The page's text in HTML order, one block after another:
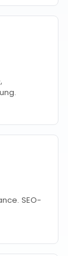
SEO-